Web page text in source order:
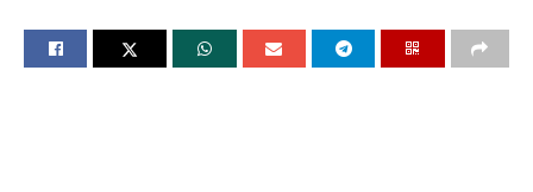
मृतक के पिता अंग्रेज सिंह ने बताया कि उनका बेटा स्टडी वीजा इंग्लैंड गया